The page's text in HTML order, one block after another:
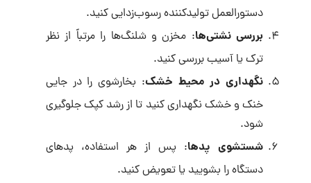
دستورالعمل تولیدکننده رسوب‌زدایی کنید.
بررسی نشتی‌ها: مخزن و شلنگ‌ها را مرتباً از نظر
ترک یا آسیب بررسی کنید.
نگهداری در محیط خشک: بخارشوی را در جایی
خنک و خشک نگهداری کنید تا از رشد کپک جلوگیری
شود.
شستشوی پدها: پس از هر استفاده، پدهای
دستگاه را بشویید یا تعویض کنید.